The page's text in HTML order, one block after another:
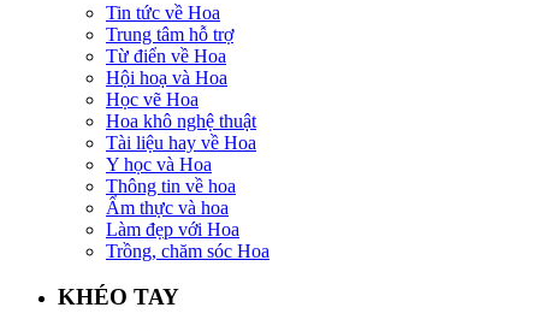
Tin tức về Hoa
Trung tâm hỗ trợ
Từ điển về Hoa
Hội hoạ và Hoa
Học vẽ Hoa
Hoa khô nghệ thuật
Tài liệu hay về Hoa
Y học và Hoa
Thông tin về hoa
Ẩm thực và hoa
Làm đẹp với Hoa
Trồng, chăm sóc Hoa
KHÉO TAY